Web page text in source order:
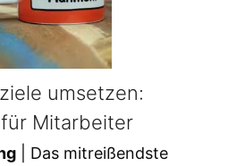
umsetzen:
Mitarbeiter
| Das mitreißendste